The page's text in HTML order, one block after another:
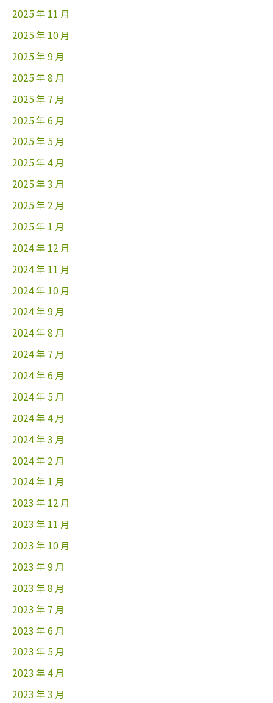
2025 年 11 月
2025 年 10 月
2025 年 9 月
2025 年 8 月
2025 年 7 月
2025 年 6 月
2025 年 5 月
2025 年 4 月
2025 年 3 月
2025 年 2 月
2025 年 1 月
2024 年 12 月
2024 年 11 月
2024 年 10 月
2024 年 9 月
2024 年 8 月
2024 年 7 月
2024 年 6 月
2024 年 5 月
2024 年 4 月
2024 年 3 月
2024 年 2 月
2024 年 1 月
2023 年 12 月
2023 年 11 月
2023 年 10 月
2023 年 9 月
2023 年 8 月
2023 年 7 月
2023 年 6 月
2023 年 5 月
2023 年 4 月
2023 年 3 月